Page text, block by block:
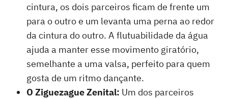
cintura, os dois parceiros ficam de frente um
para o outro e um levanta uma perna ao redor
da cintura do outro. A flutuabilidade da água
ajuda a manter esse movimento giratório,
semelhante a uma valsa, perfeito para quem
gosta de um ritmo dançante.
O Ziguezague Zenital: Um dos parceiros